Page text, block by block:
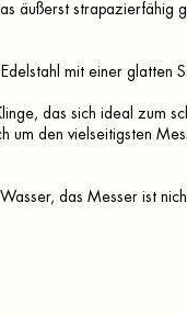
äußerst strapazierfähig
Edelstahl mit einer glatten
das sich ideal zum
um den vielseitigsten
das Messer ist